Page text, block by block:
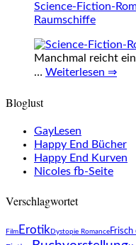
Science-Fiction-
Raumschiffe
Manchmal reicht
… Weiterlesen ⇒
Bloglust
GayLesen
Happy End Bücher
Happy End Kurven
Nicoles fb-Seite
Verschlagwortet
Film Erotik Dystopie Romance